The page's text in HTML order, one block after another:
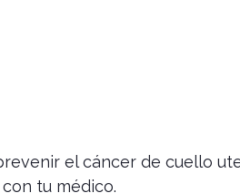
el cáncer de cuello
tu médico.